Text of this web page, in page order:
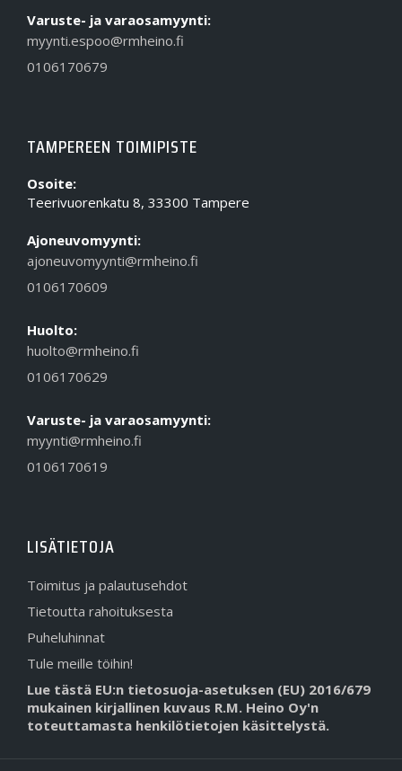
Varuste- ja varaosamyynti:
myynti.espoo@rmheino.fi
0106170679
TAMPEREEN TOIMIPISTE
Osoite:
Teerivuorenkatu 8, 33300 Tampere
Ajoneuvomyynti:
ajoneuvomyynti@rmheino.fi
0106170609
Huolto:
huolto@rmheino.fi
0106170629
Varuste- ja varaosamyynti:
myynti@rmheino.fi
0106170619
LISÄTIETOJA
Toimitus ja palautusehdot
Tietoutta rahoituksesta
Puheluhinnat
Tule meille töihin!
Lue tästä EU:n tietosuoja-asetuksen (EU) 2016/679
mukainen kirjallinen kuvaus R.M. Heino Oy'n
toteuttamasta henkilötietojen käsittelystä.